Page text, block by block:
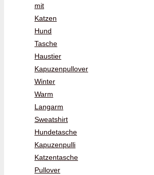
mit
Katzen
Hund
Tasche
Haustier
Kapuzenpullover
Winter
Warm
Langarm
Sweatshirt
Hundetasche
Kapuzenpulli
Katzentasche
Pullover